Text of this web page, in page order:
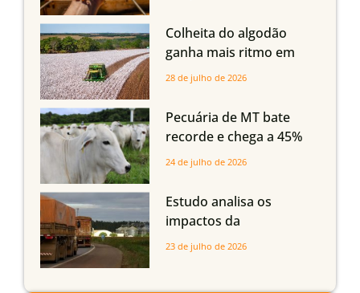
quedas em Tocantins,
Maranhão e Piauí
Colheita do algodão
ganha mais ritmo em
Mato Grosso, Mato
Maranhão
28 de julho de 2026
Pecuária de MT bate
recorde e chega a 45%
dos bovinos abatidos
24 de julho de 2026
Estudo analisa os
impactos da
infraestrutura logística
23 de julho de 2026